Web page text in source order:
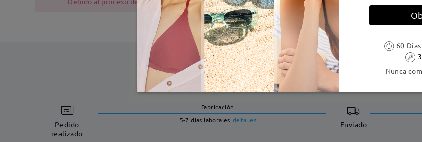
DELIVERY
Pedido
realizado
Fabricación
5-7 días laborales detalles Enviado
60-
Nunca